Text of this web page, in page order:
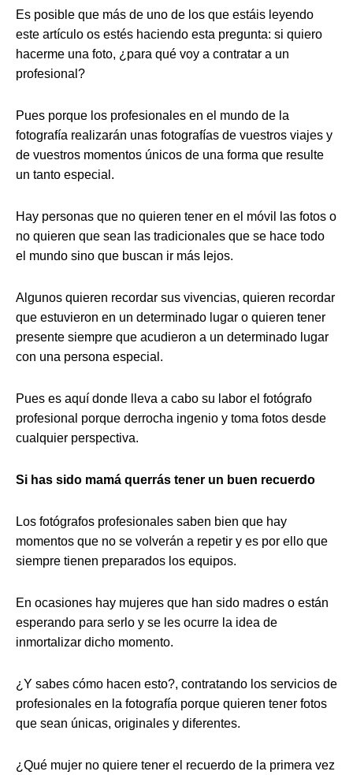
Es posible que más de uno de los que estáis leyendo
este artículo os estés haciendo esta pregunta: si quiero
hacerme una foto, ¿para qué voy a contratar a un
profesional?
Pues porque los profesionales en el mundo de la
fotografía realizarán unas fotografías de vuestros viajes y
de vuestros momentos únicos de una forma que resulte
un tanto especial.
Hay personas que no quieren tener en el móvil las fotos o
no quieren que sean las tradicionales que se hace todo
el mundo sino que buscan ir más lejos.
Algunos quieren recordar sus vivencias, quieren recordar
que estuvieron en un determinado lugar o quieren tener
presente siempre que acudieron a un determinado lugar
con una persona especial.
Pues es aquí donde lleva a cabo su labor el fotógrafo
profesional porque derrocha ingenio y toma fotos desde
cualquier perspectiva.
Si has sido mamá querrás tener un buen recuerdo
Los fotógrafos profesionales saben bien que hay
momentos que no se volverán a repetir y es por ello que
siempre tienen preparados los equipos.
En ocasiones hay mujeres que han sido madres o están
esperando para serlo y se les ocurre la idea de
inmortalizar dicho momento.
¿Y sabes cómo hacen esto?, contratando los servicios de
profesionales en la fotografía porque quieren tener fotos
que sean únicas, originales y diferentes.
¿Qué mujer no quiere tener el recuerdo de la primera vez